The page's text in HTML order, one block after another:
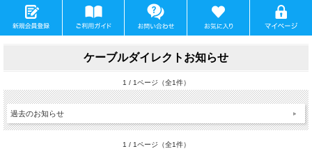
ケーブルダイレクトお知らせ
1 / 1ページ（全1件）
過去のお知らせ
1 / 1ページ（全1件）